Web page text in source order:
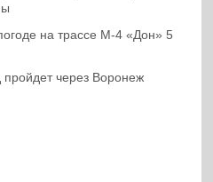
на трассе М-4 «Дон» 5
пройдет через Воронеж